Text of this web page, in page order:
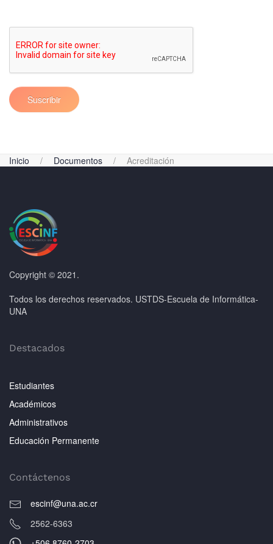
Suscribir
Inicio Documentos Acreditación
Copyright © 2021.
Todos los derechos reservados. USTDS-Escuela de Informática-
UNA
Destacados
Estudiantes
Académicos
Administrativos
Educación Permanente
Contáctenos
escinf@una.ac.cr
2562-6363